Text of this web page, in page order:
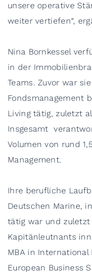
unsere operative
weiter vertiefen“,
Nina Bornkessel
in der
Teams. Zuvor war
Fondsmanagement
Living tätig, zuletzt
Insgesamt
Volumen von rund
Management.
Ihre berufliche
Deutschen Marine,
tätig war und
Kapitänleutnants
MBA in International
European Business